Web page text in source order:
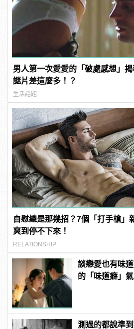
男人第一次愛愛的「破處感想」
謎片差這麼多！？
生活話題
自慰總是那幾招？7個「打手槍」
爽到停不下來！
RELATIONSHIP
談戀愛也有味
的「味道癖」
測過的都說準